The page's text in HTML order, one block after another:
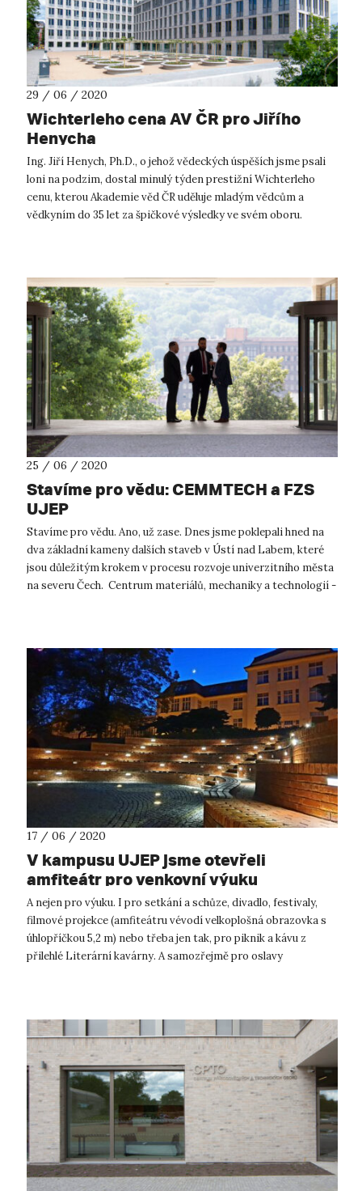
29 / 06 / 2020
Wichterleho cena AV ČR pro Jiřího
Henycha
Ing. Jiří Henych, Ph.D., o jehož vědeckých úspěších jsme psali
loni na podzim, dostal minulý týden prestižní Wichterleho
cenu, kterou Akademie věd ČR uděluje mladým vědcům a
vědkyním do 35 let za špičkové výsledky ve svém oboru.
25 / 06 / 2020
Stavíme pro vědu: CEMMTECH a FZS
UJEP
Stavíme pro vědu. Ano, už zase. Dnes jsme poklepali hned na
dva základní kameny dalších staveb v Ústí nad Labem, které
jsou důležitým krokem v procesu rozvoje univerzitního města
na severu Čech. Centrum materiálů, mechaniky a technologií -
17 / 06 / 2020
V kampusu UJEP jsme otevřeli
amfiteátr pro venkovní výuku
A nejen pro výuku. I pro setkání a schůze, divadlo, festivaly,
filmové projekce (amfiteátru vévodí velkoplošná obrazovka s
úhlopříčkou 5,2 m) nebo třeba jen tak, pro piknik a kávu z
přilehlé Literární kavárny. A samozřejmě pro oslavy